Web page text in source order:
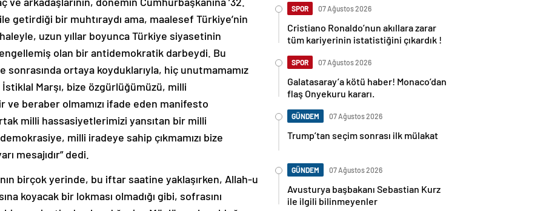
getirdiği bir muhtıraydı ama, maalesef Türkiye’nin
uzun yıllar boyunca Türkiye siyasetinin
olan bir antidemokratik darbeydi. Bu
sonrasında ortaya koyduklarıyla, hiç unutmamamız
Marşı, bize özgürlüğümüzü, milli
beraber olmamızı ifade eden manifesto
milli hassasiyetlerimizi yansıtan bir milli
milli iradeye sahip çıkmamızı bize
mesajıdır” dedi.
koyacak bir lokması olmadığı gibi, sofrasını
emniyetin de olmadığı nice Müslümanlar olduğunu
Cristiano Ronaldo’nun akıllara zarar
tüm kariyerinin istatistiğini çıkardık !
Galatasaray’a kötü haber! Monaco’dan
flaş Onyekuru kararı.
Trump’tan seçim sonrası ilk mülakat
Avusturya başbakanı Sebastian Kurz
ile ilgili bilinmeyenler